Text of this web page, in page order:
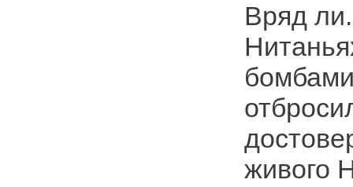
Вряд
живого